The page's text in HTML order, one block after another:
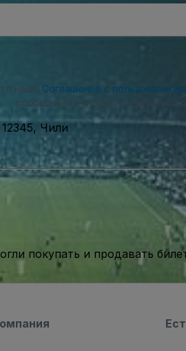
наше Соглашение с пользователем
сообщения и можете отказаться
Чили
покупать и продавать